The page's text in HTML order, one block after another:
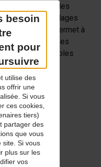
Freight Club sur les
et emballages
Cela permet à
logistiques
susceptibles
qui contribue à
à créer une
faire de réelles
besoin
pour
utilise des
offrir une
Si vous
ces cookies,
tiers)
partager des
que vous
site. Si vous
plus sur les
vos